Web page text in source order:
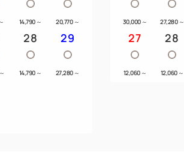
～ 14,790 ～ 20,770 ～
～
28
14,790 ～
29
27,280 ～
30,000 ～ 27,280 ～
27
12,060 ～
28
12,060 ～